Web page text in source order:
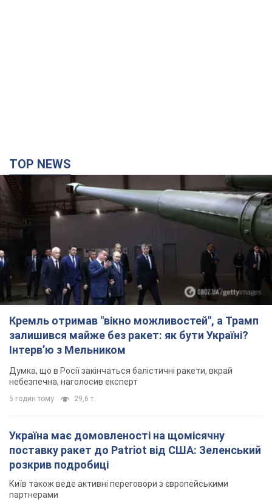
TOP NEWS
Кремль отримав "вікно можливостей", а Трамп
залишився майже без ракет: як бути Україні?
Інтерв’ю з Мельником
Думка, що в Росії закінчаться балістичні ракети, вкрай
небезпечна, наголосив експерт
5 годин тому 29,6 т.
Україна має домовленості на щомісячну
поставку ракет до Patriot від США: Зеленський
розкрив подробиці
Київ також веде активні переговори з європейськими
партнерами